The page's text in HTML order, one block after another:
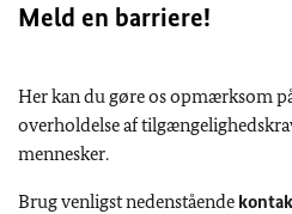
Meld en barriere!
Her kan du gøre os opmærksom
overholdelse af
mennesker.
Brug venligst nedenstående